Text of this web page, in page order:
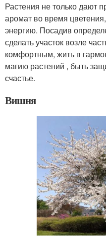
Растения не только дают
аромат во время
энергию. Посадив
сделать участок возле
комфортным, жить в
магию растений , быть
счастье.
Вишня